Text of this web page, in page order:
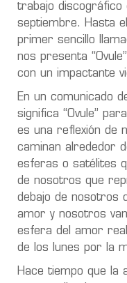
trabajo discográfico
septiembre. Hasta
primer sencillo
nos presenta
con un impactante
En un comunicado
significa “Ovule”
es una reflexión de
caminan alrededor
esferas o satélites
de nosotros que
debajo de nosotros
amor y nosotros
esfera del amor
de los lunes por la
Hace tiempo que la